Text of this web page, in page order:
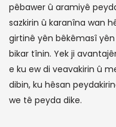
pêbawer û aramiyê
sazkirin û karanîna wan
girtinê yên bêkêmasî
bikar tînin. Yek ji
e ku ew di veavakirin û
dibin, ku hêsan
we tê peyda dike.